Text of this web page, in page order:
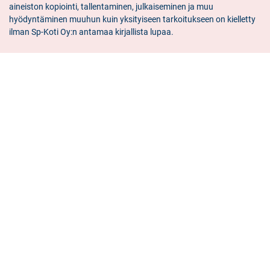
aineiston kopiointi, tallentaminen, julkaiseminen ja muu
hyödyntäminen muuhun kuin yksityiseen tarkoitukseen on kielletty
ilman Sp-Koti Oy:n antamaa kirjallista lupaa.